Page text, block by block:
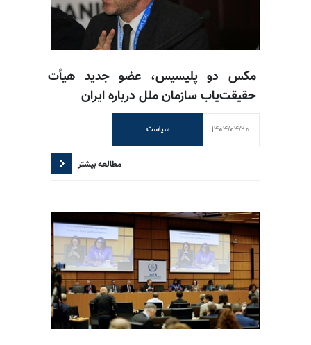
مکس دو پلیسیس، عضو جدید هیأت
حقیقت‌یاب سازمان ملل درباره ایران
سیاست 1404/04/20
مطالعه بیشتر